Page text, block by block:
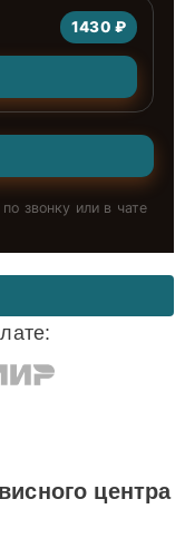
1430 ₽
звонку или в чате
центра